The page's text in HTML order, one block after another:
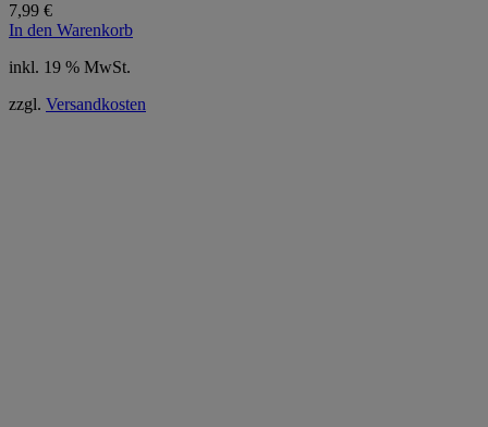
7,99 €
In den Warenkorb
inkl. 19 % MwSt.
zzgl. Versandkosten